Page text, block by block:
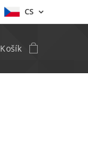
CS
Košík